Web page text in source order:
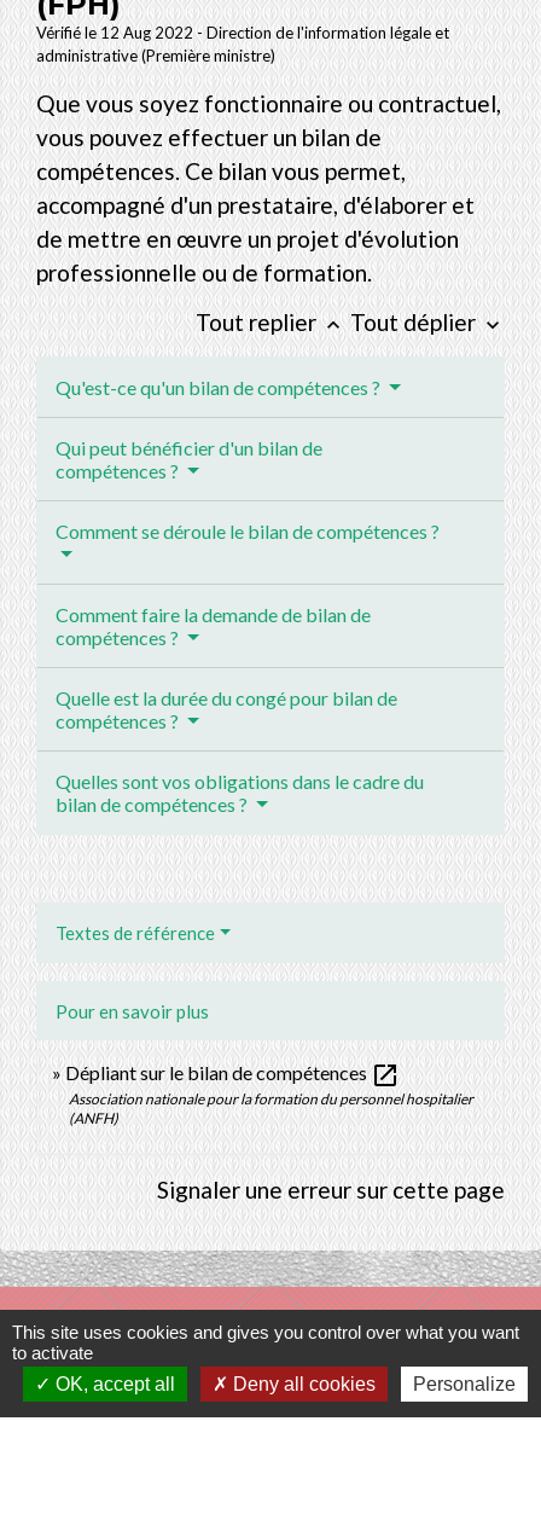
Vérifié le 12 Aug 2022 - Direction de l'information légale et
administrative (Première ministre)
Que vous soyez fonctionnaire ou contractuel,
vous pouvez effectuer un bilan de
compétences. Ce bilan vous permet,
accompagné d'un prestataire, d'élaborer et
de mettre en œuvre un projet d'évolution
professionnelle ou de formation.
Tout replier keyboard_arrow_up Tout déplier keyboard_arrow_down
Qu'est-ce qu'un bilan de compétences ?
Qui peut bénéficier d'un bilan de
compétences ?
Comment se déroule le bilan de compétences ?
Comment faire la demande de bilan de
compétences ?
Quelle est la durée du congé pour bilan de
compétences ?
Quelles sont vos obligations dans le cadre du
bilan de compétences ?
Textes de référence
Pour en savoir plus
Dépliant sur le bilan de compétencesopen_in_new
Association nationale pour la formation du personnel hospitalier
(ANFH)
Signaler une erreur sur cette page
Contacts
Commune de Prunay-Cassereau
11, rue de l'Hôtel de Ville
This site uses cookies and gives you control over what you want
to activate
OK, accept all
Deny all cookies Personalize